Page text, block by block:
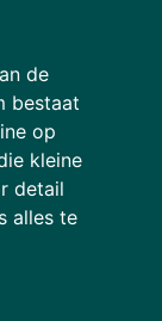
de
bestaat
op
kleine
detail
alles te